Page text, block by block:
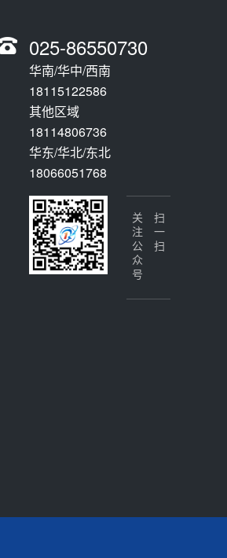
025-86550730
华南/华中/西南
18115122586
其他区域
18114806736
华东/华北/东北
18066051768
扫一扫
关注公众号